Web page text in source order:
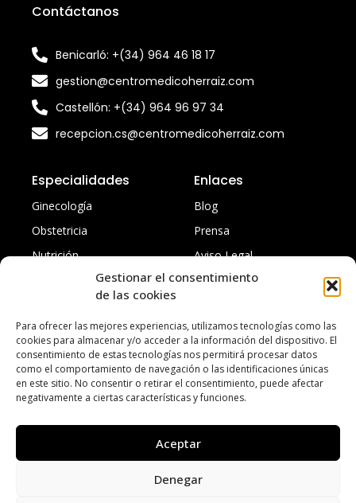
Gestionar el consentimiento
de las cookies
Para ofrecer las mejores experiencias, utilizamos tecnologías como las
cookies para almacenar y/o acceder a la información del dispositivo. El
consentimiento de estas tecnologías nos permitirá procesar datos
como el comportamiento de navegación o las identificaciones únicas
en este sitio. No consentir o retirar el consentimiento, puede afectar
negativamente a ciertas características y funciones.
Aceptar
Denegar
Contáctanos
Benicarló: +(34) 964 46 18 17
gestion@centromedicoherraiz.com
Castellón: +(34) 964 96 97 34
recepcion.cs@centromedicoherraiz.com
Especialidades
Ginecología
Obstetricia
Nutrición
Traumatología
Enlaces
Blog
Prensa
Aviso Legal
Política de privacidad